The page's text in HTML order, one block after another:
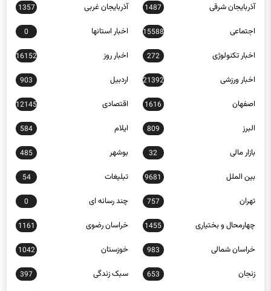
آذربایجان شرقی 1487 آذربایجان غربی 1357
اجتماعی 15588 اخبار استانها 0
اخبار تکنولوژی 272 اخبار روز 16152
اخبار ورزشی 21392 اردبیل 903
اصفهان 1616 اقتصادی 12145
البرز 809 ایلام 584
بازار مالی 32 بوشهر 485
بین الملل 9681 تبلیغات 54
تهران 757 چند رسانه ای 0
چهارمحال و بختیاری 1455 خراسان رضوی 1161
خراسان شمالی 983 خوزستان 1042
زنجان 653 سبک زندگی 397